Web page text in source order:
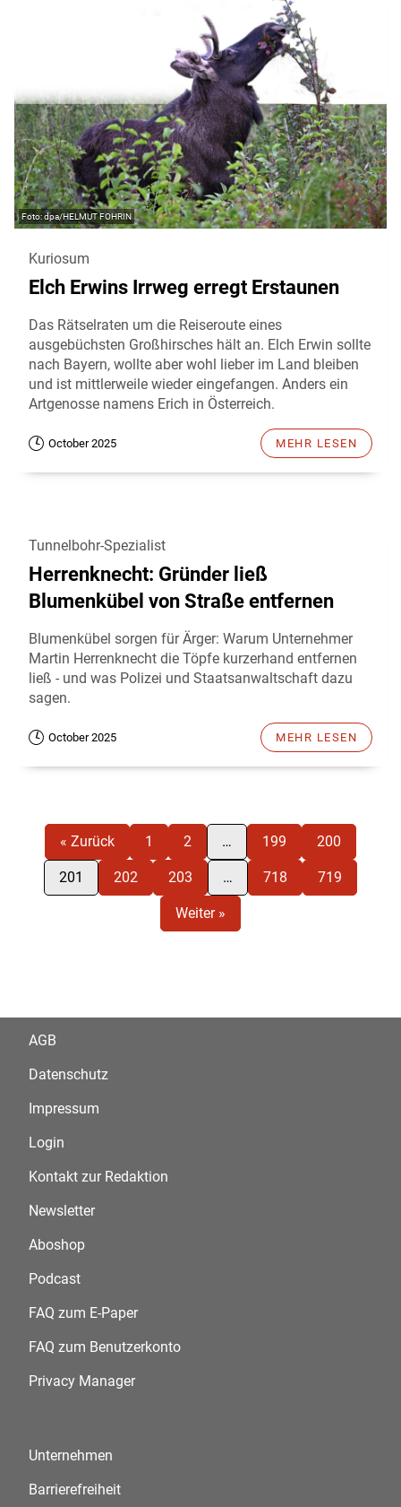
dpa/HELMUT FOHRIN
Kuriosum
Elch Erwins Irrweg erregt Erstaunen
Das Rätselraten um die Reiseroute eines
ausgebüchsten Großhirsches hält an. Elch Erwin sollte
nach Bayern, wollte aber wohl lieber im Land bleiben
und ist mittlerweile wieder eingefangen. Anders ein
Artgenosse namens Erich in Österreich.
October 2025 MEHR LESEN
Tunnelbohr-Spezialist
Herrenknecht: Gründer ließ
Blumenkübel von Straße entfernen
Blumenkübel sorgen für Ärger: Warum Unternehmer
Martin Herrenknecht die Töpfe kurzerhand entfernen
ließ - und was Polizei und Staatsanwaltschaft dazu
sagen.
October 2025 MEHR LESEN
« Zurück 1 2 … 199 200
201 202 203 … 718 719
Weiter »
AGB
Datenschutz
Impressum
Login
Kontakt zur Redaktion
Newsletter
Aboshop
Podcast
FAQ zum E-Paper
FAQ zum Benutzerkonto
Privacy Manager
Unternehmen
Barrierefreiheit